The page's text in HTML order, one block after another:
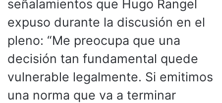
señalamientos que Hugo Rangel
expuso durante la discusión en el
pleno: “Me preocupa que una
decisión tan fundamental quede
vulnerable legalmente. Si emitimos
una norma que va a terminar